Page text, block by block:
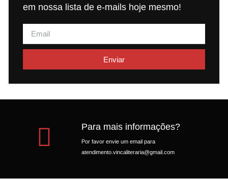
em nossa lista de e-mails hoje mesmo!
Enviar
Para mais informações?
Por favor envie um email para
atendimento.vincaliteraria@gmail.com